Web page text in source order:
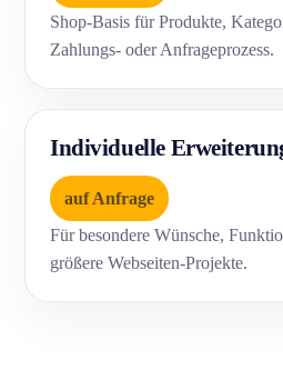
Shop-Basis für Produkte,
Zahlungs- oder Anfrageprozess.
Individuelle
auf Anfrage
Für besondere Wünsche,
größere Webseiten-Projekte.